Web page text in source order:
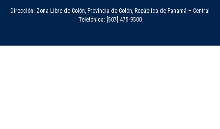
Dirección: Zona Libre de Colón, Provincia de Colón, República de Panamá – Central
Telefónica: [507] 475-9500